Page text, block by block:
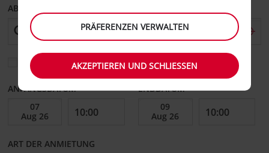
ABHOLEN VON
Eine andere Rückgabestation auswählen
ANFANGSDATUM ENDDATUM
ART DER ANMIETUNG
PRÄFERENZEN VERWALTEN
AKZEPTIEREN UND SCHLIESSEN